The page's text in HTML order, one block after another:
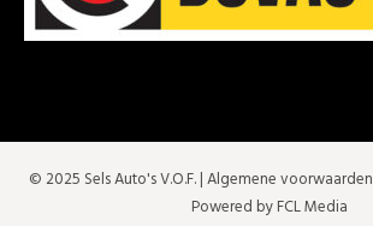
© 2025 Sels Auto's V.O.F. |Algemene voorwaarden
Powered by FCL Media